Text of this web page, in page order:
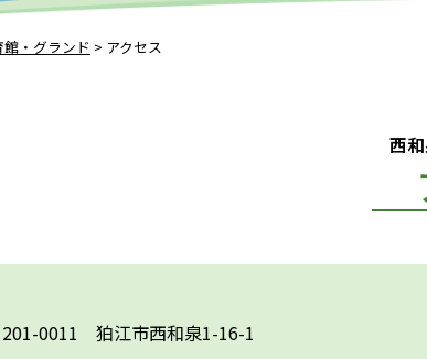
・グランド > アクセス
西
201-0011 狛江市西和泉1-16-1